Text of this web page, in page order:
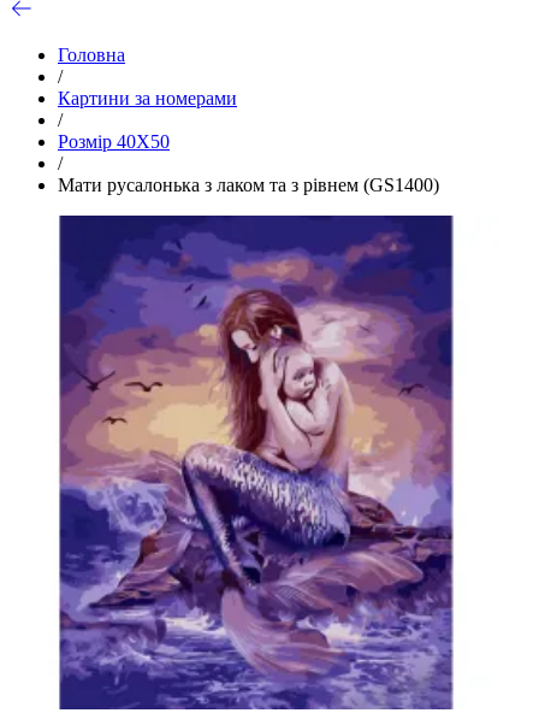
Головна
/
Картини за номерами
/
Розмір 40Х50
/
Мати русалонька з лаком та з рівнем (GS1400)